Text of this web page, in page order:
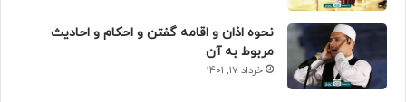
نحوه اذان و اقامه گفتن و احکام و احادیث
مربوط به آن
خرداد 17, 1401